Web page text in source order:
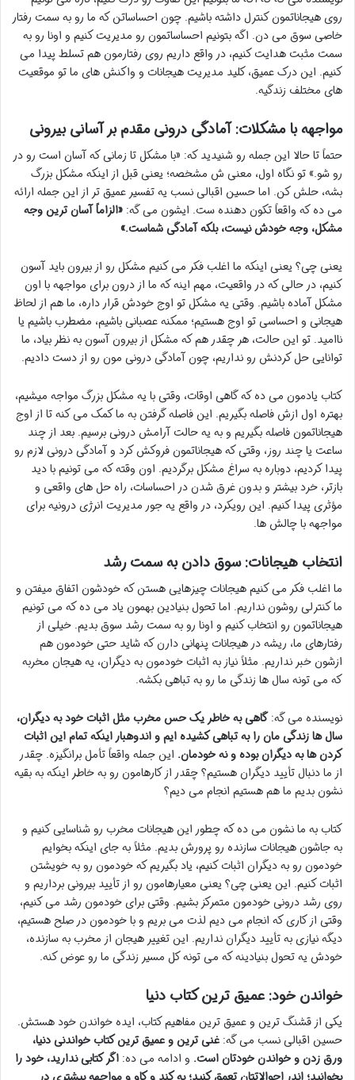
روی هیجاناتمون کنترل داشته باشیم. چون احساساتن که ما رو به سمت رفتار
خاصی سوق می دن. اگه بتونیم احساساتمون رو مدیریت کنیم و اونا رو به
سمت مثبت هدایت کنیم، در واقع داریم روی رفتارمون هم تسلط پیدا می
کنیم. این درک عمیق، کلید مدیریت هیجانات و واکنش های ما تو موقعیت
های مختلف زندگیه.
مواجهه با مشکلات: آمادگی درونی مقدم بر آسانی بیرونی
حتماً تا حالا این جمله رو شنیدید که: «با مشکل تا زمانی که آسان است رو در
رو شو.» تو نگاه اول، معنی ش مشخصه؛ یعنی قبل از اینکه مشکل بزرگ
بشه، حلش کن. اما حسین اقبالی نسب یه تفسیر عمیق تر از این جمله ارائه
می ده که واقعاً تکون دهنده ست. ایشون می گه: «الزاماً آسان ترین وجه
مشکل، وجه خودش نیست، بلکه آمادگی شماست.»
یعنی چی؟ یعنی اینکه ما اغلب فکر می کنیم مشکل رو از بیرون باید آسون
کنیم، در حالی که در واقعیت، مهم اینه که ما از درون برای مواجهه با اون
مشکل آماده باشیم. وقتی یه مشکل تو اوج خودش قرار داره، ما هم از لحاظ
هیجانی و احساسی تو اوج هستیم؛ ممکنه عصبانی باشیم، مضطرب باشیم یا
ناامید. تو این حالت، هر چقدر هم که مشکل از بیرون آسون به نظر بیاد، ما
توانایی حل کردنش رو نداریم، چون آمادگی درونی مون رو از دست دادیم.
کتاب یادمون می ده که گاهی اوقات، وقتی با یه مشکل بزرگ مواجه میشیم،
بهتره اول ازش فاصله بگیریم. این فاصله گرفتن به ما کمک می کنه تا از اوج
هیجاناتمون فاصله بگیریم و به یه حالت آرامش درونی برسیم. بعد از چند
ساعت یا چند روز، وقتی که هیجاناتمون فروکش کرد و آمادگی درونی لازم رو
پیدا کردیم، دوباره به سراغ مشکل برگردیم. اون وقته که می تونیم با دید
بازتر، خرد بیشتر و بدون غرق شدن در احساسات، راه حل های واقعی و
مؤثری پیدا کنیم. این رویکرد، در واقع یه جور مدیریت انرژی درونیه برای
مواجهه با چالش ها.
انتخاب هیجانات: سوق دادن به سمت رشد
ما اغلب فکر می کنیم هیجانات چیزهایی هستن که خودشون اتفاق میفتن و
ما کنترلی روشون نداریم. اما تحول بنیادین بهمون یاد می ده که می تونیم
هیجاناتمون رو انتخاب کنیم و اونا رو به سمت رشد سوق بدیم. خیلی از
رفتارهای ما، ریشه در هیجانات پنهانی دارن که شاید حتی خودمون هم
ازشون خبر نداریم. مثلاً نیاز به اثبات خودمون به دیگران، یه هیجان مخربه
که می تونه سال ها زندگی ما رو به تباهی بکشه.
نویسنده می گه:گاهی به خاطر یک حس مخرب مثل اثبات خود به دیگران،
سال ها زندگی مان را به تباهی کشیده ایم و اندوهبار اینکه تمام این اثبات
کردن ها به دیگران بوده و نه خودمان. این جمله واقعاً تأمل برانگیزه. چقدر
از ما دنبال تأیید دیگران هستیم؟ چقدر از کارهامون رو به خاطر اینکه به بقیه
نشون بدیم ما هم هستیم انجام می دیم؟
کتاب به ما نشون می ده که چطور این هیجانات مخرب رو شناسایی کنیم و
به جاشون هیجانات سازنده رو پرورش بدیم. مثلاً به جای اینکه بخوایم
خودمون رو به دیگران اثبات کنیم، یاد بگیریم که خودمون رو به خویشتن
اثبات کنیم. این یعنی چی؟ یعنی معیارهامون رو از تأیید بیرونی برداریم و
روی رشد درونی خودمون متمرکز بشیم. وقتی برای خودمون رشد می کنیم،
وقتی از کاری که انجام می دیم لذت می بریم و با خودمون در صلح هستیم،
دیگه نیازی به تأیید دیگران نداریم. این تغییر هیجان از مخرب به سازنده،
خودش یه تحول بنیادینه که می تونه کل مسیر زندگی ما رو عوض کنه.
خواندن خود: عمیق ترین کتاب دنیا
یکی از قشنگ ترین و عمیق ترین مفاهیم کتاب، ایده خواندن خود هستش.
حسین اقبالی نسب می گه: غنی ترین و عمیق ترین کتاب خواندنی دنیا،
ورق زدن و خواندن خودتان است. و ادامه می ده: اگر کتابی ندارید، خود را
بخوانید؛ اندر احوالاتتان تعمق کنید؛ به کند و کاو و مواجهه بیشتری در